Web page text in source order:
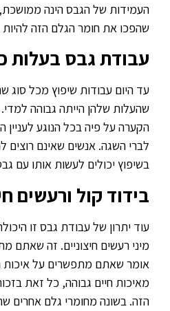
העמידות של הגבס הינה
שהפכו את חומר הגלם הזה להיות
עבודת גבס בעלות
עד היום עבודות שיפוץ מכל סוג
שהעלות שלהן הייתה גבוהה
הקערה על פיה בכל הנוגע לעניין
לברי השגה. אנשים שאינם רוצים
בשיפוץ יכולים לעשות אותו עם
בידוד קול ורעשים
עוד יתרון של עבודת גבס זו
מיני רעשים חיצוניים. זה שאתם
אומר שאתם מתפשרים על איכות
מאיכות חיים גבוהה, כל זאת
הזה. בשונה מחומרי גלם אחרים